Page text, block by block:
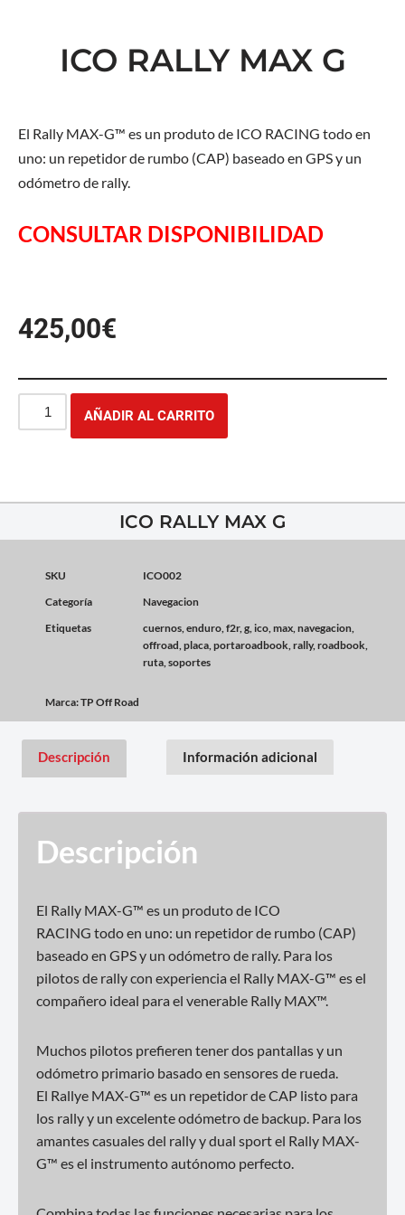
ICO RALLY MAX G
El Rally MAX-G™ es un produto de ICO RACING todo en
uno: un repetidor de rumbo (CAP) baseado en GPS y un
odómetro de rally.
CONSULTAR DISPONIBILIDAD
425,00€
AÑADIR AL CARRITO
ICO RALLY MAX G
SKU
ICO002
Categoría
Navegacion
Etiquetas
cuernos,enduro,f2r,g,ico,max,navegacion,
offroad,placa,portaroadbook,rally,roadbook,
ruta,soportes
Marca:TP Off Road
Descripción Información adicional
Descripción
El Rally MAX-G™ es un produto de ICO
RACING todo en uno: un repetidor de rumbo (CAP)
baseado en GPS y un odómetro de rally. Para los
pilotos de rally con experiencia el Rally MAX-G™ es ​​el
compañero ideal para el venerable Rally MAX™.
Muchos pilotos prefieren tener dos pantallas y un
odómetro primario basado en sensores de rueda.
El Rallye MAX-G™ es un repetidor de CAP listo para
los rally y un excelente odómetro de backup. Para los
amantes casuales del rally y dual sport el Rally MAX-
G™ es ​​el instrumento autónomo perfecto.